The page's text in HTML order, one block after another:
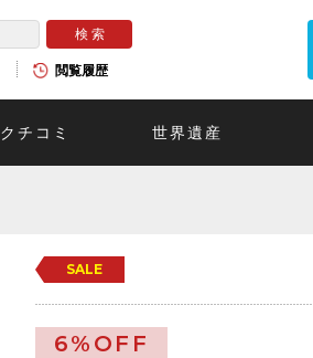
閲覧履歴
クチコミ 世界遺産
SALE
6%OFF